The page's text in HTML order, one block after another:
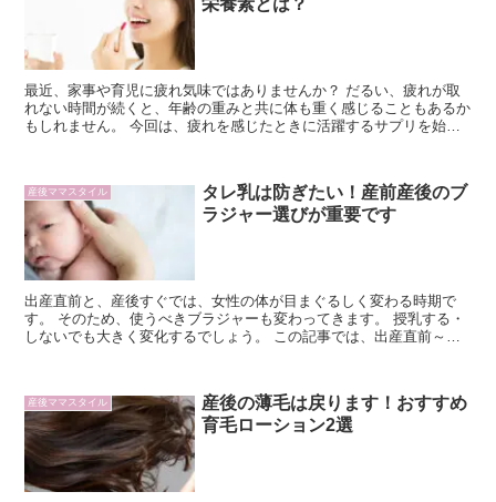
最近、家事や育児に疲れ気味ではありませんか？ だるい、疲れが取
れない時間が続くと、年齢の重みと共に体も重く感じることもあるか
もしれません。 今回は、疲れを感じたときに活躍するサプリを始
産後ママスタイル
タレ乳は防ぎたい！産前産後のブ
ラジャー選びが重要です
出産直前と、産後すぐでは、女性の体が目まぐるしく変わる時期で
す。 そのため、使うべきブラジャーも変わってきます。 授乳する・
しないでも大きく変化するでしょう。 この記事では、出産直前～産
産後ママスタイル
産後の薄毛は戻ります！おすすめ
育毛ローション2選